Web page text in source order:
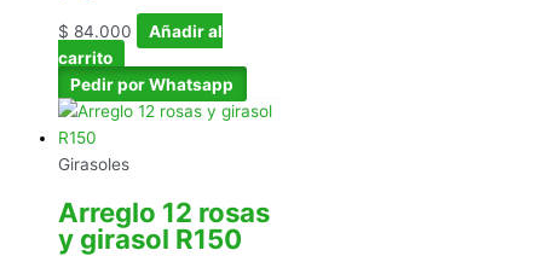
$ 84.000
Añadir al
carrito
Pedir por Whatsapp
Girasoles
Arreglo 12 rosas
y girasol R150